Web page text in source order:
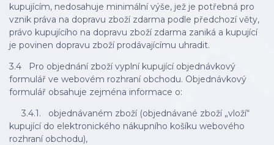
kupujícím, nedosahuje minimální výše, jež je potřebná pro
vznik práva na dopravu zboží zdarma podle předchozí věty,
právo kupujícího na dopravu zboží zdarma zaniká a kupující
je povinen dopravu zboží prodávajícímu uhradit.
3.4 Pro objednání zboží vyplní kupující objednávkový
formulář ve webovém rozhraní obchodu. Objednávkový
formulář obsahuje zejména informace o:
3.4.1. objednávaném zboží (objednávané zboží „vloží“
kupující do elektronického nákupního košíku webového
rozhraní obchodu),